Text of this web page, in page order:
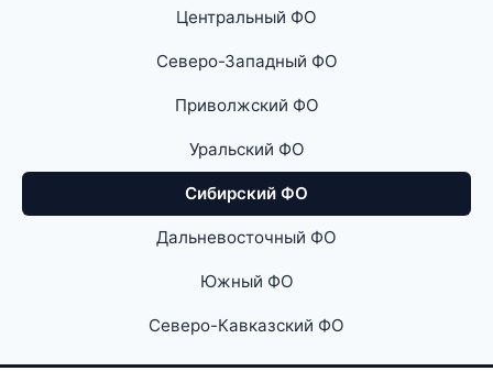
Центральный ФО
Северо-Западный ФО
Приволжский ФО
Уральский ФО
Сибирский ФО
Дальневосточный ФО
Южный ФО
Северо-Кавказский ФО